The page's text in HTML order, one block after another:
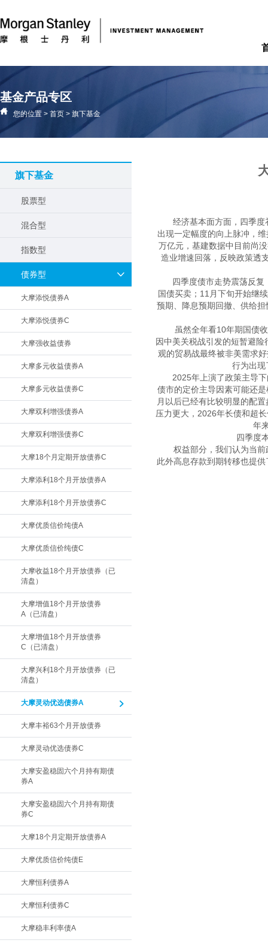
基金产品专区
您的位置 > 首页 > 旗下基金
旗下基金
股票型
混合型
指数型
债券型
大摩添悦债券A
大摩添悦债券C
大摩强收益债券
大摩多元收益债券A
大摩多元收益债券C
大摩双利增强债券A
大摩双利增强债券C
大摩18个月定期开放债券C
大摩添利18个月开放债券A
大摩添利18个月开放债券C
大摩优质信价纯债A
大摩优质信价纯债C
大摩收益18个月开放债券（已
清盘）
大摩增值18个月开放债券
A（已清盘）
大摩增值18个月开放债券
C（已清盘）
大摩兴利18个月开放债券（已
清盘）
大摩灵动优选债券A
大摩丰裕63个月开放债券
大摩灵动优选债券C
大摩安盈稳固六个月持有期债
券A
大摩安盈稳固六个月持有期债
券C
大摩18个月定期开放债券A
大摩优质信价纯债E
大摩恒利债券A
大摩恒利债券C
大摩稳丰利率债A
经济基本面方面，四季
出现一定幅度的向上脉冲，
万亿元，基建数据中目前尚
造业增速回落，反映政策透
四季度债市走势震荡反复，
国债买卖；11月下旬开始继
预期、降息预期回撤、供给
虽然全年看10年期国债收
因中美关税战引发的短暂避
观的贸易战最终被非美需求
行为出现
2025年上演了政策主导下
债市的定价主导因素可能还
月以后已经有比较明显的配
压力更大，2026年长债和超
年
四季度本
权益部分，我们认为当前
此外高息存款到期转移也提